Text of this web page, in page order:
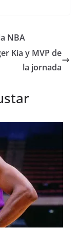
NBA
Kia y MVP de
la jornada